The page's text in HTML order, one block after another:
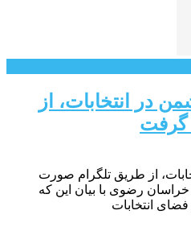
در انتخابات، از
گرفت
از طریق تلگرام صورت
خراسان رضوی با بیان این که
انتخابات